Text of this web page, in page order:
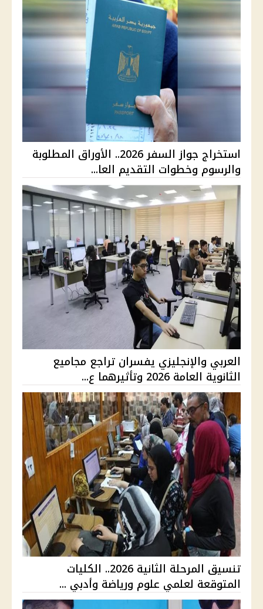
استخراج جواز السفر 2026.. الأوراق المطلوبة
والرسوم وخطوات التقديم العا...
العربي والإنجليزي يفسران تراجع مجاميع
الثانوية العامة 2026 وتأثيرهما ع...
تنسيق المرحلة الثانية 2026.. الكليات
المتوقعة لعلمي علوم ورياضة وأدبي ...